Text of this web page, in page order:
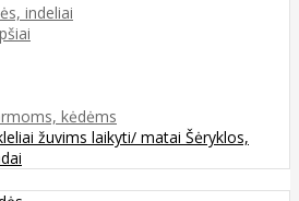
indeliai
kėdėms
žuvims laikyti/ matai Šėryklos,